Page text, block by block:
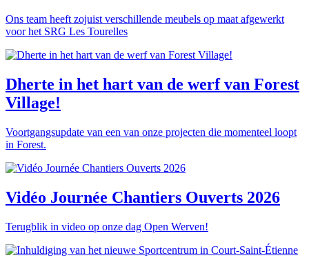
Ons team heeft zojuist verschillende meubels op maat afgewerkt
voor het SRG Les Tourelles
Dherte in het hart van de werf van Forest
Village!
Voortgangsupdate van een van onze projecten die momenteel loopt
in Forest.
Vidéo Journée Chantiers Ouverts 2026
Terugblik in video op onze dag Open Werven!